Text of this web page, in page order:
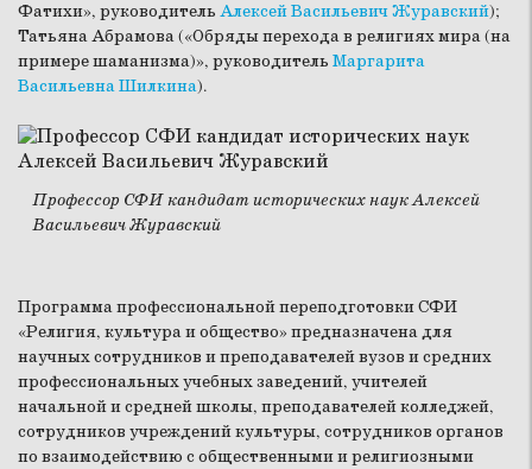
Фатихи», руководитель Алексей Васильевич Журавский);
Татьяна Абрамова («Обряды перехода в религиях мира (на
примере шаманизма)», руководитель Маргарита
Васильевна Шилкина).
Профессор СФИ кандидат исторических наук Алексей
Васильевич Журавский
Программа профессиональной переподготовки СФИ
«Религия, культура и общество» предназначена для
научных сотрудников и преподавателей вузов и средних
профессиональных учебных заведений, учителей
начальной и средней школы, преподавателей колледжей,
сотрудников учреждений культуры, сотрудников органов
по взаимодействию с общественными и религиозными